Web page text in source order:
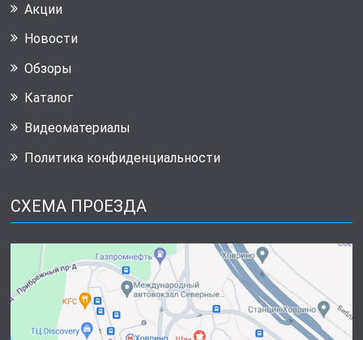
Акции
Новости
Обзоры
Каталог
Видеоматериалы
Политика конфиденциальности
СХЕМА ПРОЕЗДА